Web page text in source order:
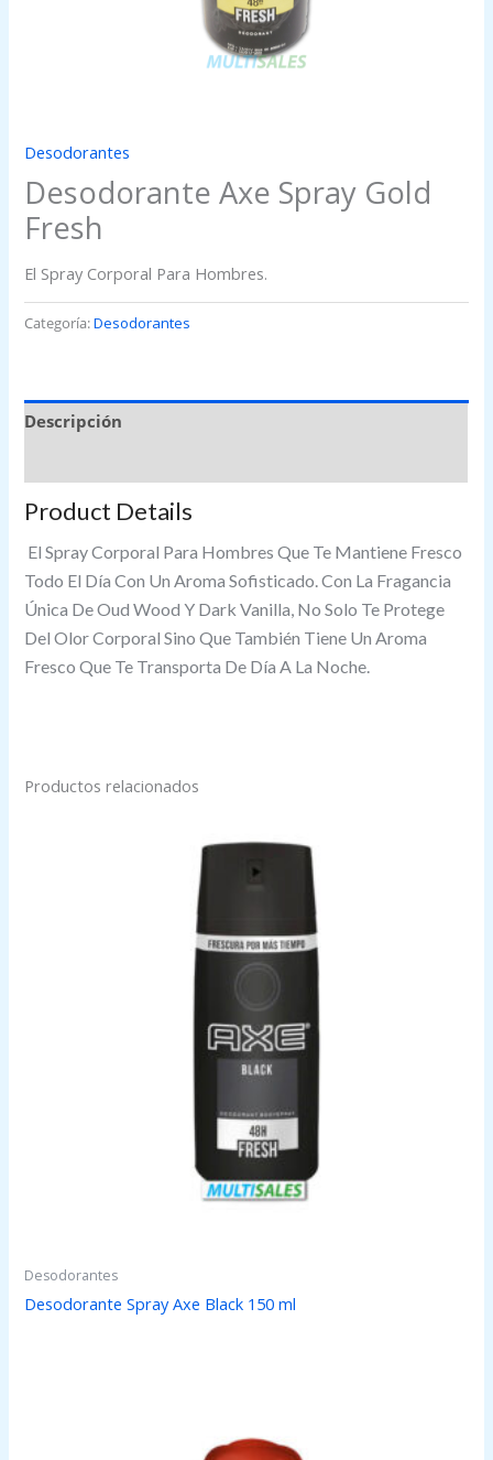
Desodorantes
Desodorante Axe Spray Gold
Fresh
El Spray Corporal Para Hombres.
Categoría:Desodorantes
Descripción
Product Details
El Spray Corporal Para Hombres Que Te Mantiene Fresco
Todo El Día Con Un Aroma Sofisticado. Con La Fragancia
Única De Oud Wood Y Dark Vanilla, No Solo Te Protege
Del Olor Corporal Sino Que También Tiene Un Aroma
Fresco Que Te Transporta De Día A La Noche.
Productos relacionados
Desodorantes
Desodorante Spray Axe Black 150 ml